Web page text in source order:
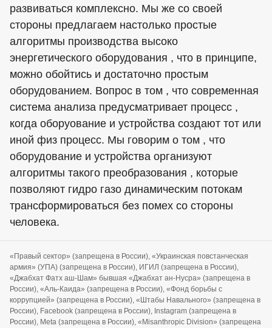
развиваться комплексно. Мы же со своей
стороны предлагаем настолько простые
алгоритмы производства высоко
энергетического оборудования , что в принципе,
можно обойтись и достаточно простым
оборудованием. Вопрос в том , что современная
система анализа предусматривает процесс ,
когда оборуование и устройства создают тот или
иной физ процесс. Мы говорим о том , что
оборудование и устройства организуют
алгоритмы такого преобразования , которые
позволяют гидро газо динамическим потокам
трансформироваться без помех со стороны
человека.
«Правый сектор» (запрещена в России), «Украинская повстанческая
армия» (УПА) (запрещена в России), ИГИЛ (запрещена в России),
«Джабхат Фатх аш-Шам» бывшая «Джабхат ан-Нусра» (запрещена в
России), «Аль-Каида» (запрещена в России), «Фонд борьбы с
коррупцией» (запрещена в России), «Штабы Навального» (запрещена в
России), Facebook (запрещена в России), Instagram (запрещена в
России), Meta (запрещена в России), «Misanthropic Division» (запрещена